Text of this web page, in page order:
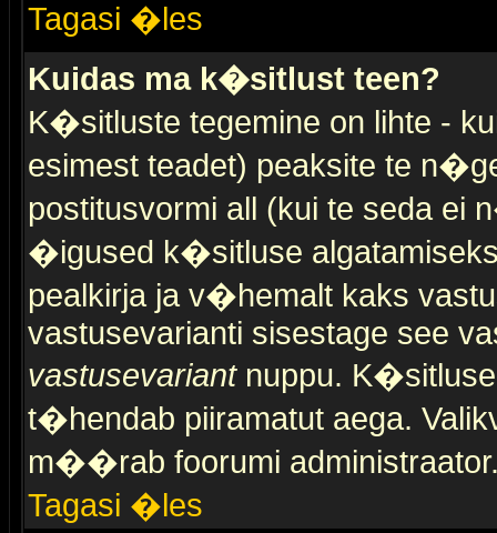
Tagasi �les
Kuidas ma k�sitlust teen?
K�sitluste tegemine on lihte -
esimest teadet) peaksite te
postitusvormi all (kui te seda ei
�igused k�sitluse
pealkirja ja v�hemalt kaks
vastusevarianti sisestage see
vastusevariantnuppu.
t�hendab piiramatut aega.
m��rab foorumi
Tagasi �les